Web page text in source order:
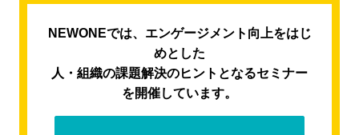
NEWONEでは、エンゲージメント向上をはじ
めとした
人・組織の課題解決のヒントとなるセミナー
を開催しています。